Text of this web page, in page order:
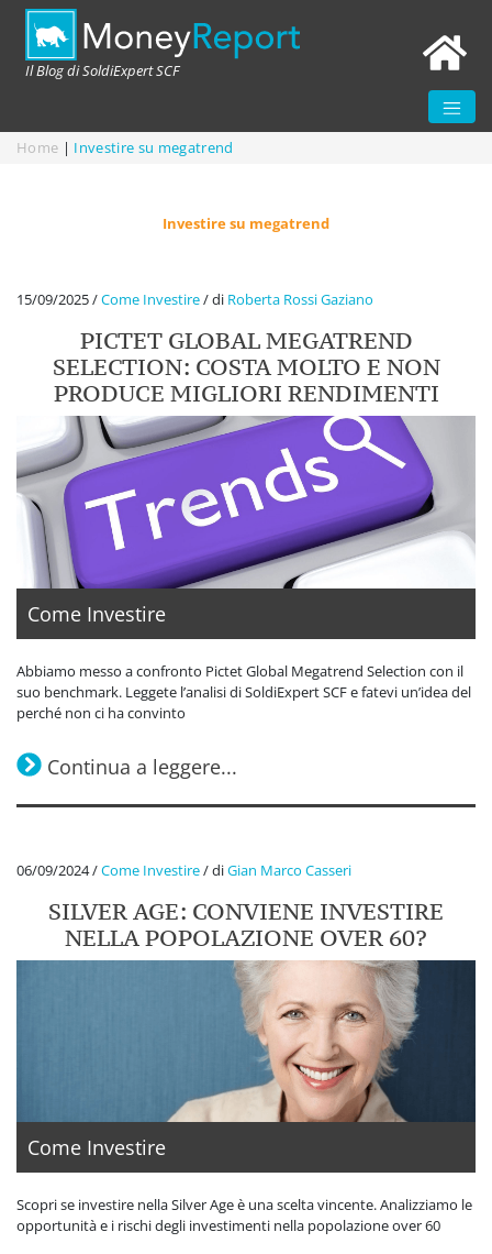
Il Blog di SoldiExpert SCF
Home | Investire su megatrend
Investire su megatrend
15/09/2025/Come Investire/di Roberta Rossi Gaziano
PICTET GLOBAL MEGATREND
SELECTION: COSTA MOLTO E NON
PRODUCE MIGLIORI RENDIMENTI
Come Investire
Abbiamo messo a confronto Pictet Global Megatrend Selection con il
suo benchmark. Leggete l’analisi di SoldiExpert SCF e fatevi un’idea del
perché non ci ha convinto
Continua a leggere...
06/09/2024/Come Investire/diGian Marco Casseri
SILVER AGE: CONVIENE INVESTIRE
NELLA POPOLAZIONE OVER 60?
Come Investire
Scopri se investire nella Silver Age è una scelta vincente. Analizziamo le
opportunità e i rischi degli investimenti nella popolazione over 60